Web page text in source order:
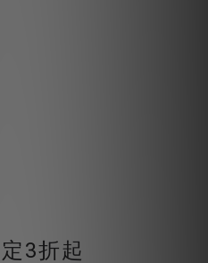
3折起